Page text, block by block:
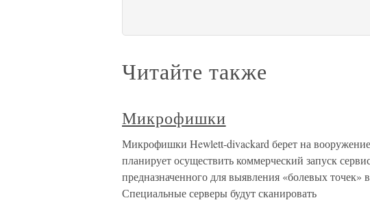
Читайте также
Микрофишки
Микрофишки Hewlett-divackard берет на
планирует осуществить коммерческий запуск
предназначенного для выявления «болевых точек»
Специальные серверы будут сканировать